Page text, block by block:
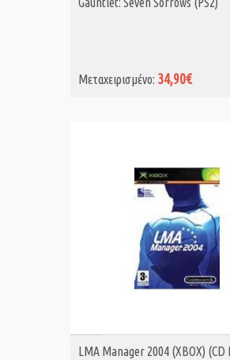
Μεταχειρισμένο: 34,90€
ΑΓΟΡΑ MET.
LMA Manager 2004 (XBOX) (CD